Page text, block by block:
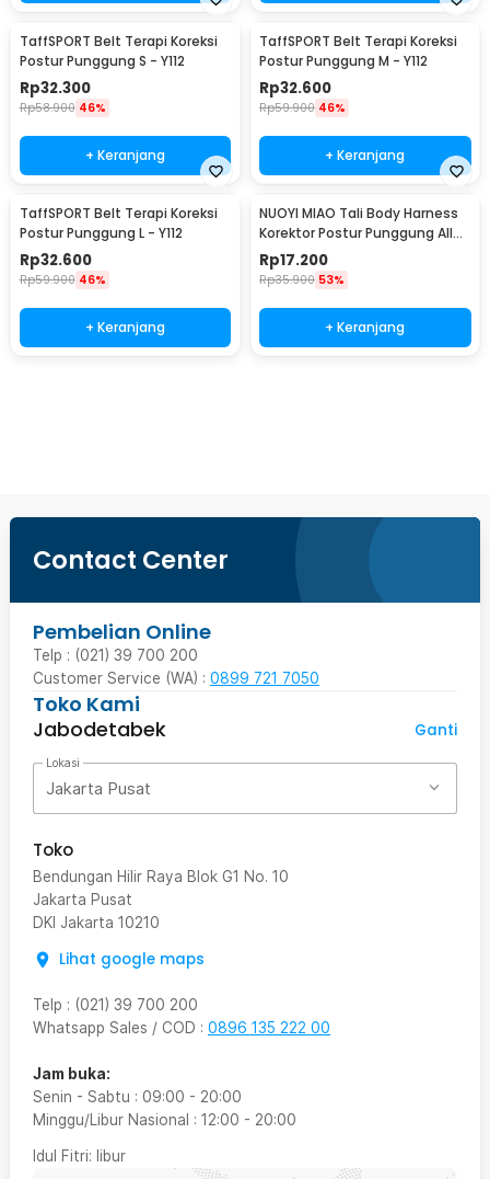
TaffSPORT Belt Terapi Koreksi
Postur Punggung S - Y112
Rp32.300
Rp58.900 46%
+ Keranjang
TaffSPORT Belt Terapi Koreksi
Postur Punggung M - Y112
Rp32.600
Rp59.900 46%
+ Keranjang
TaffSPORT Belt Terapi Koreksi
Postur Punggung L - Y112
Rp32.600
Rp59.900 46%
+ Keranjang
NUOYI MIAO Tali Body Harness
Korektor Postur Punggung All
Size - NY-15
Rp17.200
Rp35.900 53%
+ Keranjang
Contact Center
Pembelian Online
Telp : (021) 39 700 200
Customer Service (WA) : 0899 721 7050
Toko Kami
Jabodetabek
Ganti
Lokasi
Jakarta Pusat
Toko
Bendungan Hilir Raya Blok G1 No. 10
Jakarta Pusat
DKI Jakarta 10210
Lihat google maps
Telp : (021) 39 700 200
Whatsapp Sales / COD : 0896 135 222 00
Jam buka:
Senin - Sabtu : 09:00 - 20:00
Minggu/Libur Nasional : 12:00 - 20:00
Idul Fitri: libur